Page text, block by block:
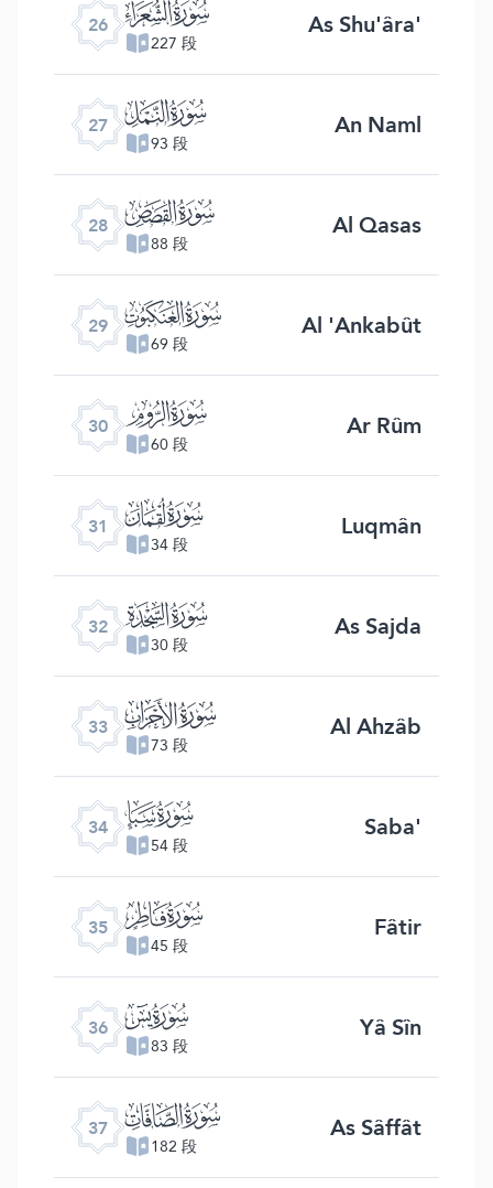
26 ﮦ
227 段 As Shu'âra'
27 ﮧ
93 段 An Naml
28 ﮨ
88 段 Al Qasas
29 ﮩ
69 段 Al 'Ankabût
30 ﮪ
60 段 Ar Rûm
31 ﮫ
34 段 Luqmân
32 ﮬ
30 段 As Sajda
33 ﮭ
73 段 Al Ahzâb
34 ﮮ
54 段 Saba'
35 ﮯ
45 段 Fâtir
36 ﮰ
83 段 Yâ Sîn
37 ﮱ
182 段 As Sâffât